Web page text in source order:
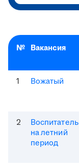
№ Вакансия
1 Вожатый
2
Воспитатель
на летний
период